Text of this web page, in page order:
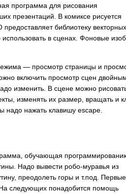
программа для рисования
презентаций. В комиксе рисуется
библиотеку векторных
в сценах. Фоновые
— просмотр страницы и
включить просмотр сцен
изменить. В сцене можно
изменять их размер, вращать и
надо нажать клавишу escape.
обучающая
Надо вывести робо-муравья из
преодолеть горы и т.под. Первые
следующих понадобится помощь